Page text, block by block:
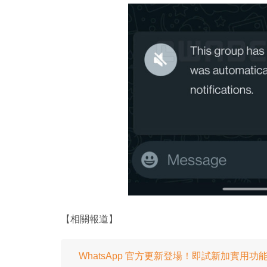
【相關報道】
WhatsApp 官方更新登場！即試新加實用功